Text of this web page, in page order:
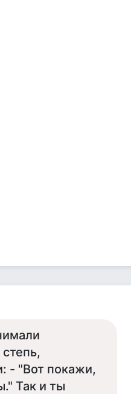
- "Вот покажи,
Так и ты